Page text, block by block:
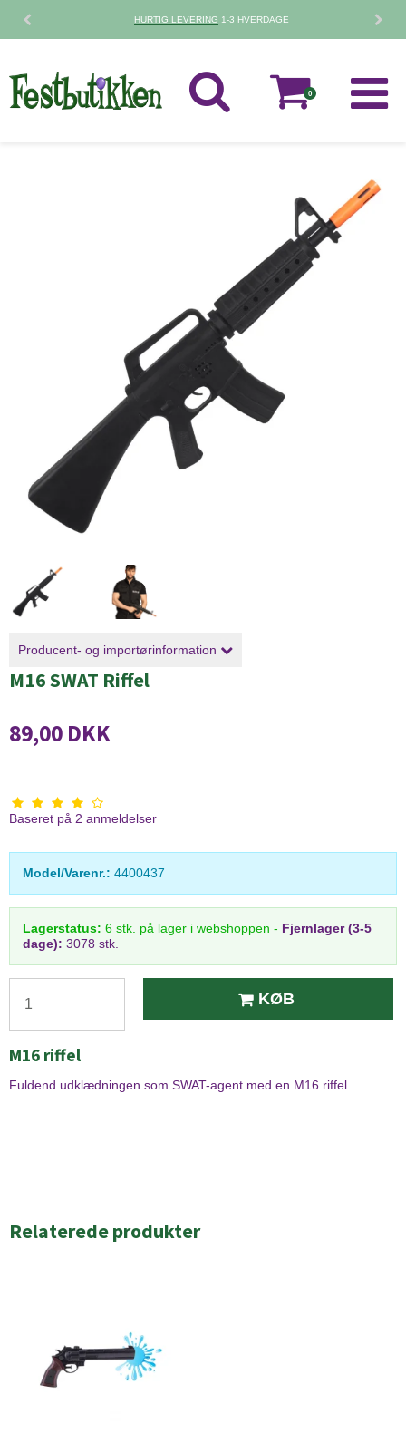
30 DAGESFORTRYDELSESRET
0
Producent- og importørinformation
M16 SWAT Riffel
89,00 DKK
Baseret på 2 anmeldelser
Model/Varenr.: 4400437
Lagerstatus: 6 stk. på lager i webshoppen - Fjernlager (3-5
dage): 3078 stk.
KØB
M16 riffel
Fuldend udklædningen som SWAT-agent med en M16 riffel.
Relaterede produkter